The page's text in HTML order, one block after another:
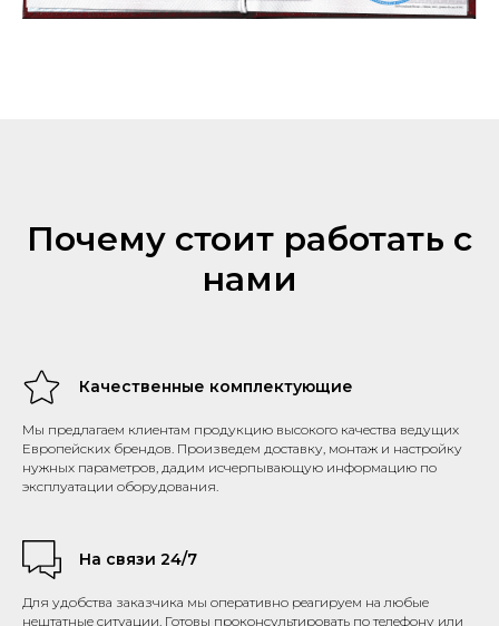
Почему стоит работать с
нами
Качественные комплектующие
Мы предлагаем клиентам продукцию высокого качества ведущих
Европейских брендов. Произведем доставку, монтаж и настройку
нужных параметров, дадим исчерпывающую информацию по
эксплуатации оборудования.
На связи 24/7
Для удобства заказчика мы оперативно реагируем на любые
нештатные ситуации. Готовы проконсультировать по телефону или